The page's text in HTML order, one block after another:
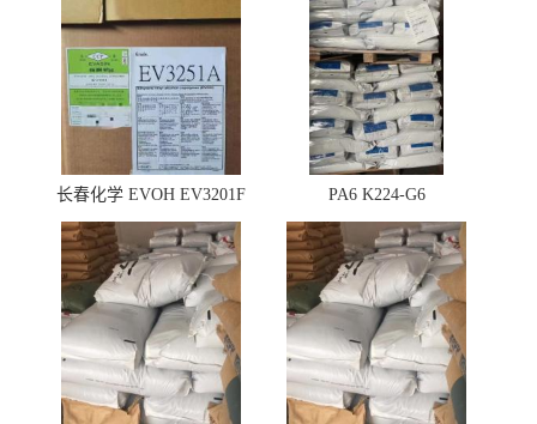
长春化学 EVOH EV3201F PA6 K224-G6